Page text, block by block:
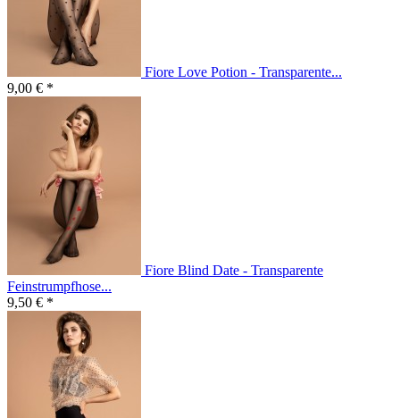
Fiore Love Potion - Transparente...
9,00 € *
Fiore Blind Date - Transparente
Feinstrumpfhose...
9,50 € *